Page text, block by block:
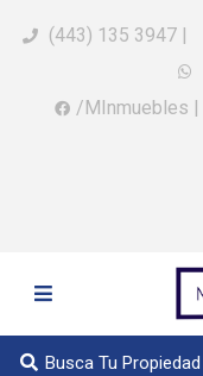
(443) 135 3947 |
/MInmuebles |
Busca Tu Propiedad